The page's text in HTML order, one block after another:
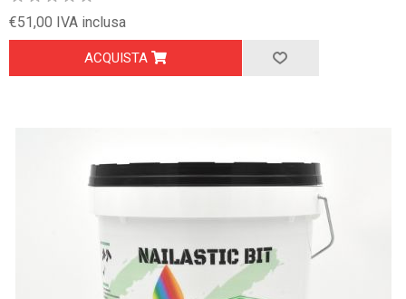
€51,00 IVA inclusa
ACQUISTA